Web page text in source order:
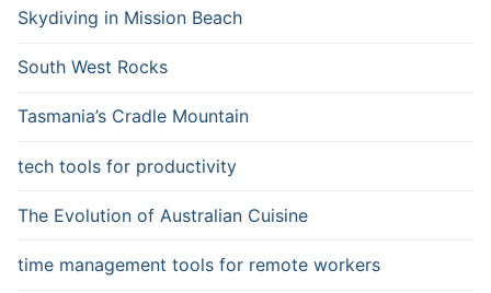
Skydiving in Mission Beach
South West Rocks
Tasmania’s Cradle Mountain
tech tools for productivity
The Evolution of Australian Cuisine
time management tools for remote workers